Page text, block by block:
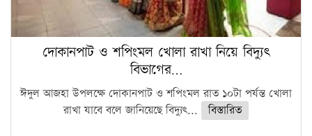
দোকানপাট ও শপিংমল খোলা রাখা নিয়ে বিদ্যুৎ
বিভাগের…
ঈদুল আজহা উপলক্ষে দোকানপাট ও শপিংমল রাত ১০টা পর্যন্ত খোলা
রাখা যাবে বলে জানিয়েছে বিদ্যুৎ...
বিস্তারিত